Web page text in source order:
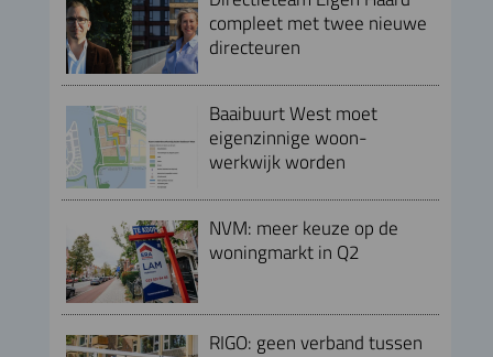
compleet met twee nieuwe
directeuren
Baaibuurt West moet
eigenzinnige woon-
werkwijk worden
NVM: meer keuze op de
woningmarkt in Q2
RIGO: geen verband tussen